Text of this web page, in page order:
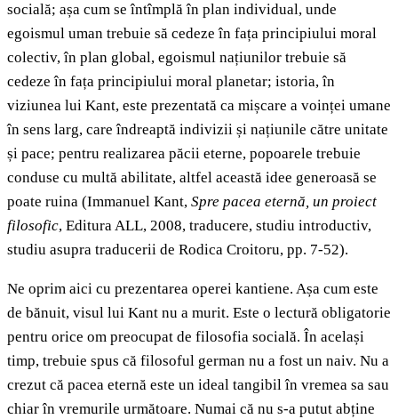
socială; așa cum se întîmplă în plan individual, unde
egoismul uman trebuie să cedeze în fața principiului moral
colectiv, în plan global, egoismul națiunilor trebuie să
cedeze în fața principiului moral planetar; istoria, în
viziunea lui Kant, este prezentată ca mișcare a voinței umane
în sens larg, care îndreaptă indivizii și națiunile către unitate
și pace; pentru realizarea păcii eterne, popoarele trebuie
conduse cu multă abilitate, altfel această idee generoasă se
poate ruina (Immanuel Kant, Spre pacea eternă, un proiect
filosofic, Editura ALL, 2008, traducere, studiu introductiv,
studiu asupra traducerii de Rodica Croitoru, pp. 7-52).
Ne oprim aici cu prezentarea operei kantiene. Așa cum este
de bănuit, visul lui Kant nu a murit. Este o lectură obligatorie
pentru orice om preocupat de filosofia socială. În același
timp, trebuie spus că filosoful german nu a fost un naiv. Nu a
crezut că pacea eternă este un ideal tangibil în vremea sa sau
chiar în vremurile următoare. Numai că nu s-a putut abține